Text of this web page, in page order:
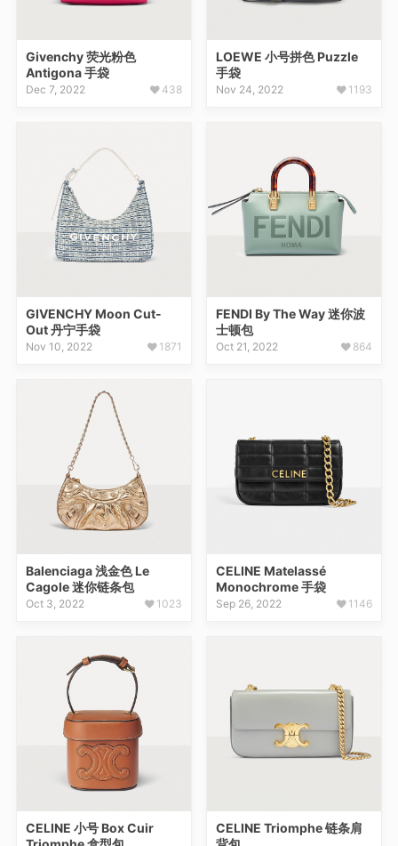
Givenchy 荧光粉色
Antigona 手袋
Dec 7, 2022 438
LOEWE 小号拼色 Puzzle
手袋
Nov 24, 2022 1193
GIVENCHY Moon Cut-
Out 丹宁手袋
Nov 10, 2022 1871
FENDI By The Way 迷你波
士顿包
Oct 21, 2022 864
Balenciaga 浅金色 Le
Cagole 迷你链条包
Oct 3, 2022 1023
CELINE Matelassé
Monochrome 手袋
Sep 26, 2022 1146
CELINE 小号 Box Cuir
CELINE Triomphe 链条肩